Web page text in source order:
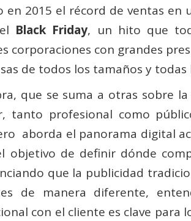
en 2015 el récord de ventas
Black Friday, un hito que
corporaciones con grandes
de todos los tamaños y todas
que se suma a otras sobre
tanto profesional como
aborda el panorama digital
objetivo de definir dónde
que la publicidad
de manera diferente,
con el cliente es clave